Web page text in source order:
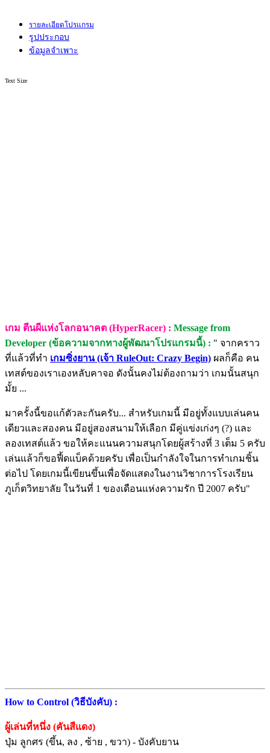
รายละเอียดโปรแกรม
รูปประกอบ
ข้อมูลจำเพาะ
Text Size
เกม ตีนผีแห่งโลกอนาคต (HyperRacer) : Message from
Developer (ข้อความจากทางผู้พัฒนาโปรแกรมนี้) : " จากคราว
ที่แล้วที่ทำ เกมซิ่งยาน (เจ้า RuleOut: Crazy Begin) ผลก็คือ คน
เทสต์ของเราเองหลับคาจอ ดังนั้นคงไม่ต้องถามว่า เกมนั้นสนุก
มั้ย ...
มาครั้งนี้ขอแก้ตัวละกันครับ... สำหรับเกมนี้ มีอยู่ทั้งแบบเล่นคน
เดียวและสองคน มีอยู่สองสนามให้เลือก มีคู่แข่งเก่งๆ (?) และ
ลองเทสต์แล้ว ขอให้คะแนนความสนุกโดยผู้สร้างที่ 3 เต็ม 5 ครับ
เล่นแล้วก็ขอฟี้ดแบ็คด้วยครับ เพื่อเป็นกำลังใจในการทำเกมชิ้น
ต่อไป โดยเกมนี้เขียนขึ้นเพื่อจัดแสดงในงานวิชาการโรงเรียน
ภูเก็ตวิทยาลัย ในวันที่ 1 ของเดือนแห่งความรัก ปี 2007 ครับ"
How to Control (วิธีบังคับ) :
ผู้เล่นที่หนึ่ง (คันสีแดง)
ปุ่ม ลูกศร (ขึ้น, ลง , ซ้าย , ขวา) - บังคับยาน